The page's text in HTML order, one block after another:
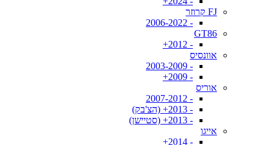
FJ קרוזר
- 2006-2022
GT86
- 2012+
אוונסיס
- 2003-2009
- 2009+
אוריס
- 2007-2012
- 2013+ (הצ'בק)
- 2013+ (סטיישן)
אייגו
- 2014+